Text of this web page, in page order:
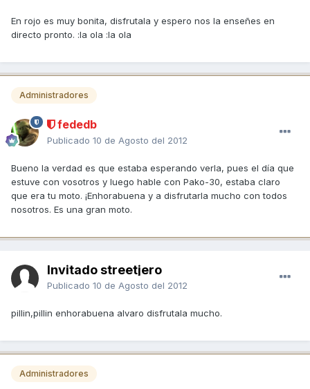
En rojo es muy bonita, disfrutala y espero nos la enseñes en
directo pronto. :la ola :la ola
Administradores
fededb
Publicado 10 de Agosto del 2012
Bueno la verdad es que estaba esperando verla, pues el día que
estuve con vosotros y luego hable con Pako-30, estaba claro
que era tu moto. ¡Enhorabuena y a disfrutarla mucho con todos
nosotros. Es una gran moto.
Invitado streetjero
Publicado 10 de Agosto del 2012
pillin,pillin enhorabuena alvaro disfrutala mucho.
Administradores